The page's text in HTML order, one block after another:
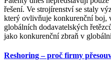
řešení. Ve strojírenství se staly
který ovlivňuje konkurenční boj,
globálních dodavatelských
jako konkurenční zbraň v
Reshoring – proč firmy